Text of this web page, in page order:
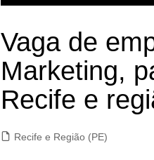
Vaga de
Marketing,
Recife e
Recife e Região (PE)